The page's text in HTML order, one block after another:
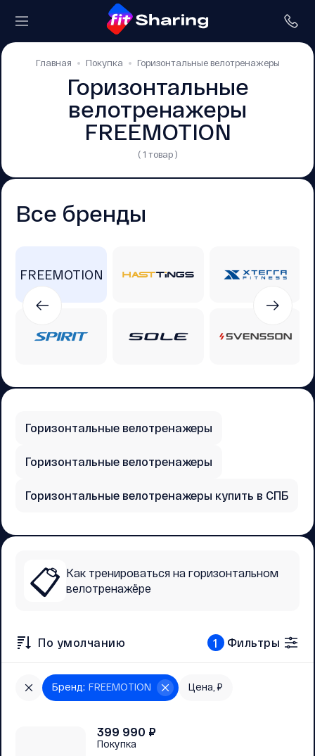
Главная Покупка Горизонтальные велотренажеры
Горизонтальные
велотренажеры
FREEMOTION
( 1 товар )
Все бренды
FREEMOTION
Горизонтальные велотренажеры
Горизонтальные велотренажеры
Горизонтальные велотренажеры купить в СПБ
📋 Как тренироваться на горизонтальном
велотренажёре
По умолчанию 1 Фильтры
Бренд: FREEMOTION Цена, ₽
399 990 ₽
Покупка